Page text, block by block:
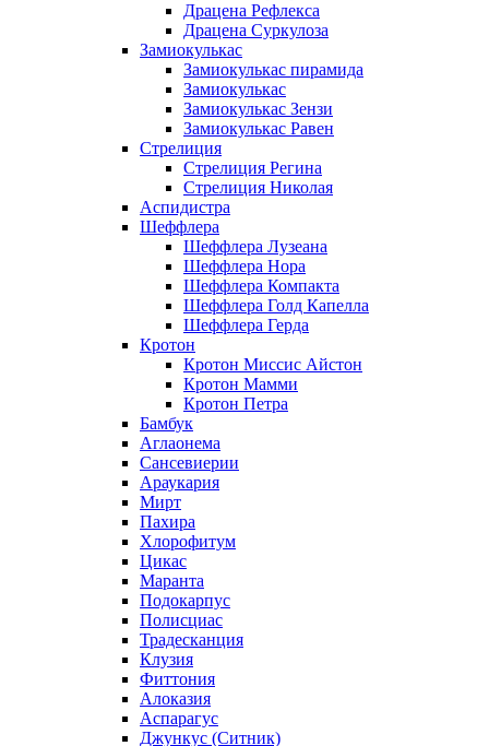
Драцена Рефлекса
Драцена Суркулоза
Замиокулькас
Замиокулькас пирамида
Замиокулькас
Замиокулькас Зензи
Замиокулькас Равен
Стрелиция
Стрелиция Регина
Стрелиция Николая
Аспидистра
Шеффлера
Шеффлера Лузеана
Шеффлера Нора
Шеффлера Компакта
Шеффлера Голд Капелла
Шеффлера Герда
Кротон
Кротон Миссис Айстон
Кротон Мамми
Кротон Петра
Бамбук
Аглаонема
Сансевиерии
Араукария
Мирт
Пахира
Хлорофитум
Цикас
Маранта
Подокарпус
Полисциас
Традесканция
Клузия
Фиттония
Алоказия
Аспарагус
Джункус (Ситник)